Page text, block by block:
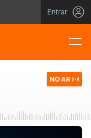
Entrar
NO AR